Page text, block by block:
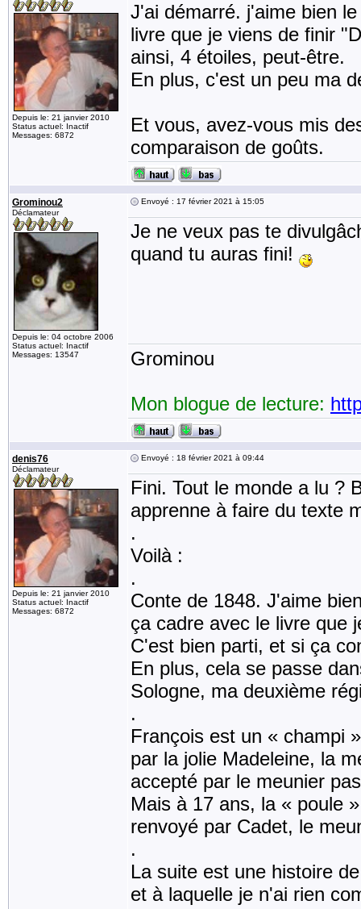
Depuis le: 21 janvier 2010
Status actuel: Inactif
Messages: 6872
J'ai démarré. j'aime bien
livre que je viens de finir
ainsi, 4 étoiles, peut-être.
En plus, c'est un peu ma
Et vous, avez-vous mis
comparaison de goûts.
Grominou2
Déclamateur
Depuis le: 04 octobre 2006
Status actuel: Inactif
Messages: 13547
Envoyé : 17 février 2021 à 15:05
Je ne veux pas te
quand tu auras fini!
Grominou
Mon blogue de lecture:
denis76
Déclamateur
Depuis le: 21 janvier 2010
Status actuel: Inactif
Messages: 6872
Envoyé : 18 février 2021 à 09:44
Fini. Tout le monde a lu ?
apprenne à faire du texte
.
Voilà :
.
Conte de 1848. J'aime
ça cadre avec le livre que
C'est bien parti, et si ça
En plus, cela se passe
Sologne, ma deuxième
.
François est un « champi
par la jolie Madeleine, la
accepté par le meunier
Mais à 17 ans, la « poule
renvoyé par Cadet, le
.
La suite est une histoire
et à laquelle je n'ai rien